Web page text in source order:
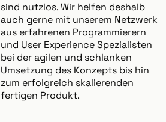
sind nutzlos. Wir helfen deshalb
auch gerne mit unserem Netzwerk
aus erfahrenen Programmierern
und User Experience Spezialisten
bei der agilen und schlanken
Umsetzung des Konzepts bis hin
zum erfolgreich skalierenden
fertigen Produkt.